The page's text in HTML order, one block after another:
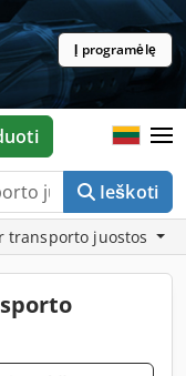
Į programėlę
Ieškoti
transporto juostos